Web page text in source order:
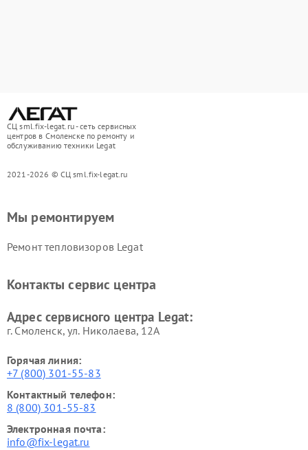
СЦ sml.fix-legat.ru - сеть сервисных
центров в Смоленске по ремонту и
обслуживанию техники Legat
2021-2026 © СЦ sml.fix-legat.ru
Мы ремонтируем
Ремонт тепловизоров Legat
Контакты сервис центра
Адрес сервисного центра Legat:
г. Смоленск, ул. Николаева, 12А
Горячая линия:
+7 (800) 301-55-83
Контактный телефон:
8 (800) 301-55-83
Электронная почта:
info@fix-legat.ru